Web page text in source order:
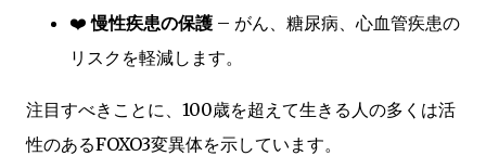
❤️慢性疾患の保護 – がん、糖尿病、心血管疾患の
リスクを軽減します。
注目すべきことに、100歳を超えて生きる人の多くは活
性のあるFOXO3変異体を示しています。